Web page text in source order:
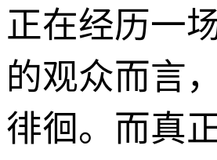
正在经历一
的观众而言
徘徊。而真